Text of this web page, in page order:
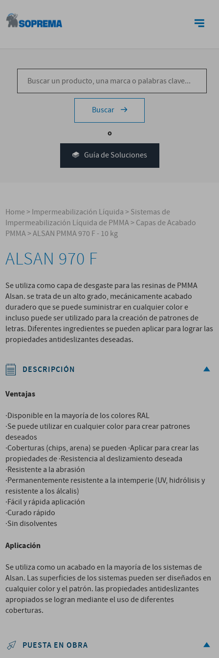
Buscar
o
Guía de Soluciones
Home>Impermeabilización Líquida>Sistemas de
Impermeabilización Líquida de PMMA>Capas de Acabado
PMMA>ALSAN PMMA 970 F - 10 kg
ALSAN 970 F
Se utiliza como capa de desgaste para las resinas de PMMA
Alsan. se trata de un alto grado, mecánicamente acabado
duradero que se puede suministrar en cualquier color e
incluso puede ser utilizado para la creación de patrones de
letras. Diferentes ingredientes se pueden aplicar para lograr las
propiedades antideslizantes deseadas.
DESCRIPCIÓN
Ventajas
·Disponible en la mayoría de los colores RAL
·Se puede utilizar en cualquier color para crear patrones
deseados
·Coberturas (chips, arena) se pueden ·Aplicar para crear las
propiedades de ·Resistencia al deslizamiento deseada
·Resistente a la abrasión
·Permanentemente resistente a la intemperie (UV, hidrólisis y
resistente a los álcalis)
·Fácil y rápida aplicación
·Curado rápido
·Sin disolventes
Aplicación
Se utiliza como un acabado en la mayoría de los sistemas de
Alsan. Las superficies de los sistemas pueden ser diseñados en
cualquier color y el patrón. las propiedades antideslizantes
apropiados se logran mediante el uso de diferentes
coberturas.
PUESTA EN OBRA